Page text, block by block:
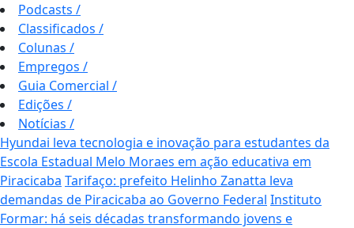
Podcasts /
Classificados /
Colunas /
Empregos /
Guia Comercial /
Edições /
Notícias /
Hyundai leva tecnologia e inovação para estudantes da
Escola Estadual Melo Moraes em ação educativa em
Piracicaba Tarifaço: prefeito Helinho Zanatta leva
demandas de Piracicaba ao Governo Federal Instituto
Formar: há seis décadas transformando jovens e